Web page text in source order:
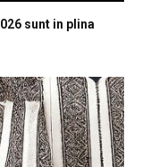
sunt in plina